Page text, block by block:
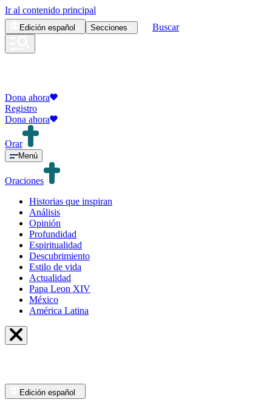
Ir al contenido principal
Edición español Secciones Buscar
Dona ahora
Registro
Dona ahora
Orar
Menú
Oraciones
Historias que inspiran
Análisis
Opinión
Profundidad
Espiritualidad
Descubrimiento
Estilo de vida
Actualidad
Papa Leon XIV
México
América Latina
Edición español